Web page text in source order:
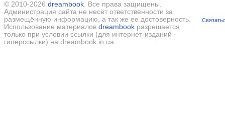
© 2010-2026 dreambook. Все права защищены.
Администрация сайта не несёт ответственности за
размещённую информацию, а так же ее достоверность.
Использование материалов dreambook разрешается
только при условии ссылки (для интернет-изданий -
гиперссылки) на dreambook.in.ua.